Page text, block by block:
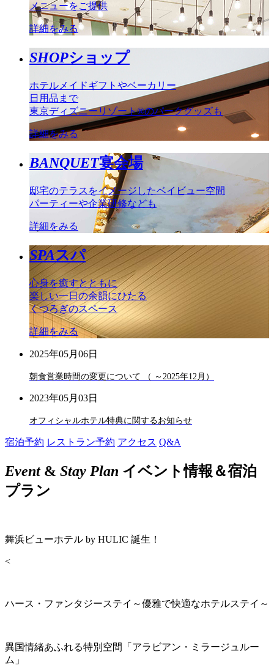
メニューをご提供
詳細をみる
SHOPショップ
ホテルメイドギフトやベーカリー
日用品まで
東京ディズニーリゾート®のパークグッズも
詳細をみる
BANQUET宴会場
邸宅のテラスをイメージしたベイビュー空間
パーティーや企業研修なども
詳細をみる
SPAスパ
心身を癒すとともに
楽しい一日の余韻にひたる
くつろぎのスペース
詳細をみる
2025年05月06日
朝食営業時間の変更について （ ～2025年12月）
2023年05月03日
オフィシャルホテル特典に関するお知らせ
宿泊予約 レストラン予約 アクセス Q&A
Event& Stay Plan イベント情報＆宿泊
プラン
舞浜ビューホテル by HULIC 誕生！
<
ハース・ファンタジーステイ～優雅で快適なホテルステイ～
異国情緒あふれる特別空間「アラビアン・ミラージュルー
ム」